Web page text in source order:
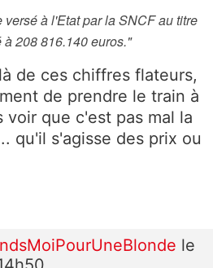
à l'Etat par la SNCF au titre
208 816.140 euros."
de ces chiffres flateurs,
de prendre le train à
voir que c'est pas mal la
qu'il s'agisse des prix ou
le